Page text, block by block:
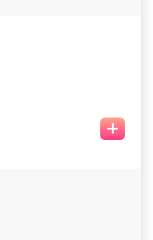
+